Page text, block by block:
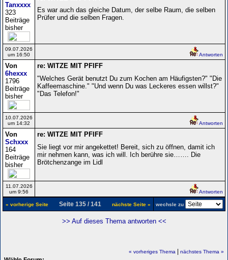
Tanxxxx
323
Beiträge
bisher
Es war auch das gleiche Datum, der selbe Raum, die selben
Prüfer und die selben Fragen.
09.07.2026
um 16:50
Antworten
Von
6hexxx
1796
Beiträge
bisher
re: WITZE MIT PFIFF
"Welches Gerät benutzt Du zum Kochen am Häufigsten?" "Die
Kaffeemaschine." "Und wenn Du was Leckeres essen willst?"
"Das Telefon!"
10.07.2026
um 14:32
Antworten
Von
Schxxx
164
Beiträge
bisher
re: WITZE MIT PFIFF
Sie liegt vor mir angekettet! Bereit, sich zu öffnen, damit ich
mir nehmen kann, was ich will. Ich berühre sie……. Die
Brötchenzange im Lidl
11.07.2026
um 9:56
Antworten
« vorherige Seite Seite 135 / 141 nächste Seite » wechsle zu
>> Auf dieses Thema antworten <<
« vorheriges Thema nächstes Thema »